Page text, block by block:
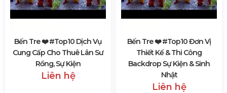
Bến Tre ❤️️ #top10 Dịch Vụ
Cung Cấp Cho Thuê Lân Sư
Rồng, Sự Kiện
Liên hệ
Bến Tre ❤️️ #top10 Đơn Vị
Thiết Kế & Thi Công
Backdrop Sự Kiện & Sinh
Nhật
Liên hệ